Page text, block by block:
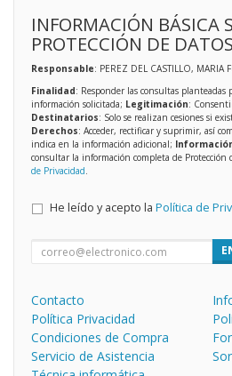
INFORMACIÓN BÁSICA
PROTECCIÓN DE DATOS
Responsable: PEREZ DEL CASTILLO, MARIA
Finalidad: Responder las consultas
información solicitada; Legitimación:
Destinatarios: Solo se realizan cesiones si
Derechos: Acceder, rectificar y suprimir, así
indica en la información adicional;
consultar la información completa de Protección
de Privacidad.
He leído y acepto la Política de
Contacto
Política Privacidad
Condiciones de Compra
Servicio de Asistencia